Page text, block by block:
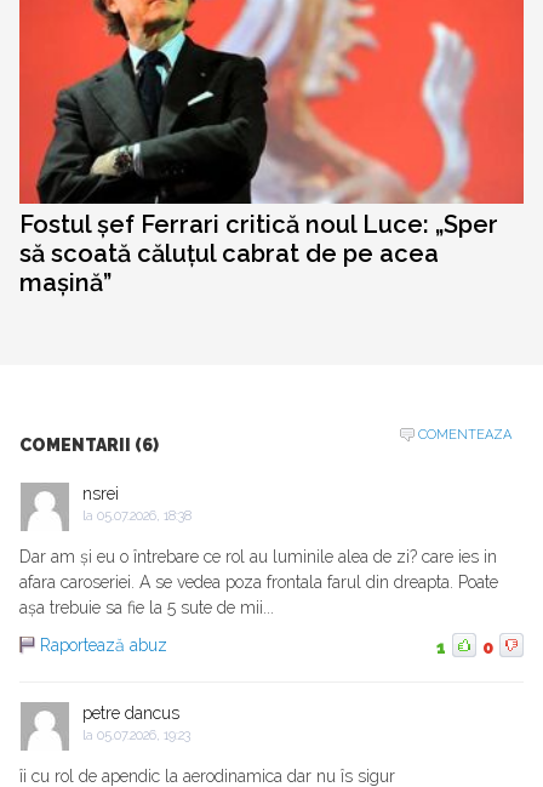
Fostul șef Ferrari critică noul Luce: „Sper
să scoată căluțul cabrat de pe acea
mașină”
COMENTARII (6)
COMENTEAZA
nsrei
la 05.07.2026, 18:38
Dar am și eu o întrebare ce rol au luminile alea de zi? care ies in
afara caroseriei. A se vedea poza frontala farul din dreapta. Poate
așa trebuie sa fie la 5 sute de mii...
Raportează abuz
1 0
petre dancus
la 05.07.2026, 19:23
îi cu rol de apendic la aerodinamica dar nu îs sigur